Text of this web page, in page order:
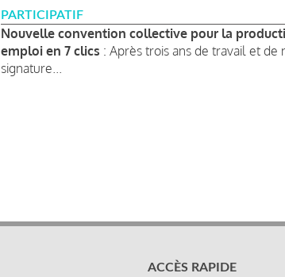
PARTICIPATIF
Nouvelle convention collective pour la
emploi en 7 clics : Après trois ans de travail et de
signature...
ACCÈS RAPIDE